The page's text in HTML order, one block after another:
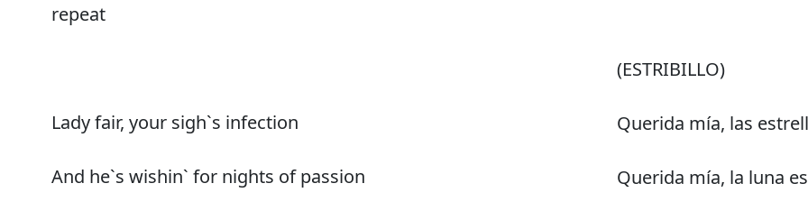
repeat
Lady fair, your sigh`s infection
And he`s wishin` for nights of passion
(ESTRIBILLO)
Querida mía, las
Querida mía, la luna